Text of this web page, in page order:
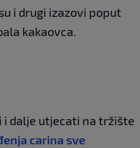
i drugi izazovi poput
kakaovca.
i dalje utjecati na tržište
carina sve